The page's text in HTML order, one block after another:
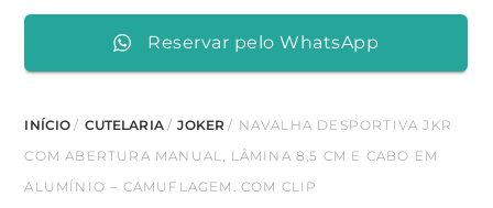
Reservar pelo WhatsApp
INÍCIO/ CUTELARIA/JOKER / NAVALHA DESPORTIVA JKR
COM ABERTURA MANUAL, LÂMINA 8,5 CM E CABO EM
ALUMÍNIO – CAMUFLAGEM. COM CLIP